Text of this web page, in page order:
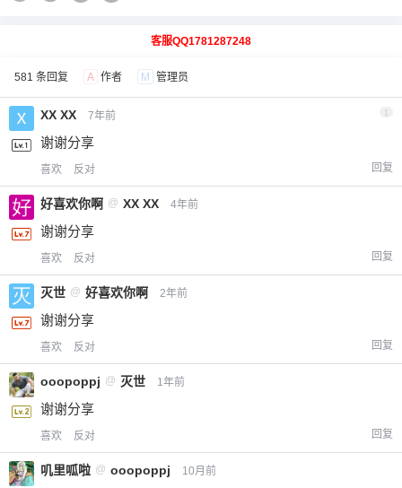
客服QQ1781287248
581 条回复 A 作者 M 管理员
XX XX 7年前
谢谢分享
喜欢 反对 回复
好喜欢你啊 @ XX XX 4年前
谢谢分享
喜欢 反对 回复
灭世 @ 好喜欢你啊 2年前
谢谢分享
喜欢 反对 回复
ooopoppj @ 灭世 1年前
谢谢分享
喜欢 反对 回复
叽里呱啦 @ ooopoppj 10月前